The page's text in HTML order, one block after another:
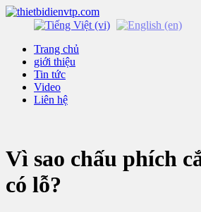
Trang chủ
giới thiệu
Tin tức
Video
Liên hệ
Vì sao chấu phích
có lỗ?